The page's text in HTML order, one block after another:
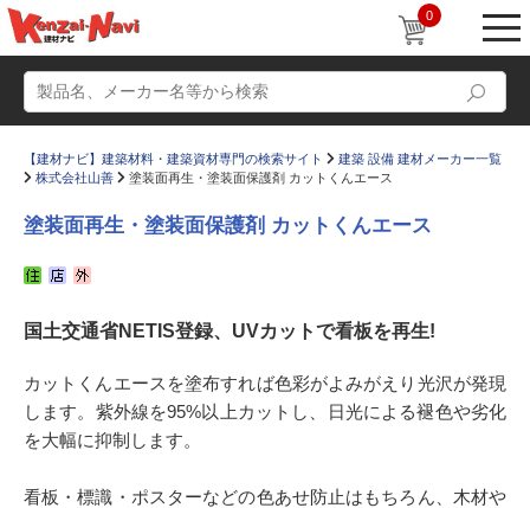
0
かたなび コラム
すまいリング 設計士インタビュー
Q＆A 販売・施工代理店募集
【建材ナビ】建築材料・建築資材専門の検索サイト
建築 設備 建材メーカー一覧
株式会社山善
塗装面再生・塗装面保護剤 カットくんエース
塗装面再生・塗装面保護剤 カットくんエース
国土交通省NETIS登録、UVカットで看板を再生!
カットくんエースを塗布すれば色彩がよみがえり光沢が発現
します。紫外線を95%以上カットし、日光による褪色や劣化
を大幅に抑制します。
看板・標識・ポスターなどの色あせ防止はもちろん、木材や